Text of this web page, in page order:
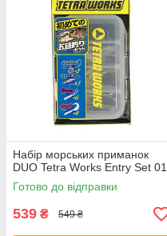
Набір морських приманок
DUO Tetra Works Entry Set 01
Готово до відправки
539 ₴ 549 ₴